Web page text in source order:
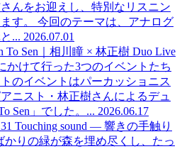
んをお迎えし、特別なリスニン
す。 今回のテーマは、アナログ
... 2026.07.01
To Sen｜相川瞳 × 林正樹 Duo Live
かけて行った3つのイベントたち
のイベントはパーカッショニス
ニスト・林正樹さんによるデュ
Sen」でした。... 2026.06.17
Touching sound — 響きの手触り
かりの緑が森を埋め尽くし、たっ